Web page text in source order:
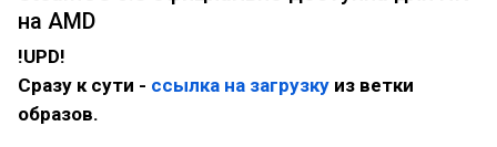
на AMD
!UPD!
Сразу к сути - ссылка на загрузку из ветки
образов.